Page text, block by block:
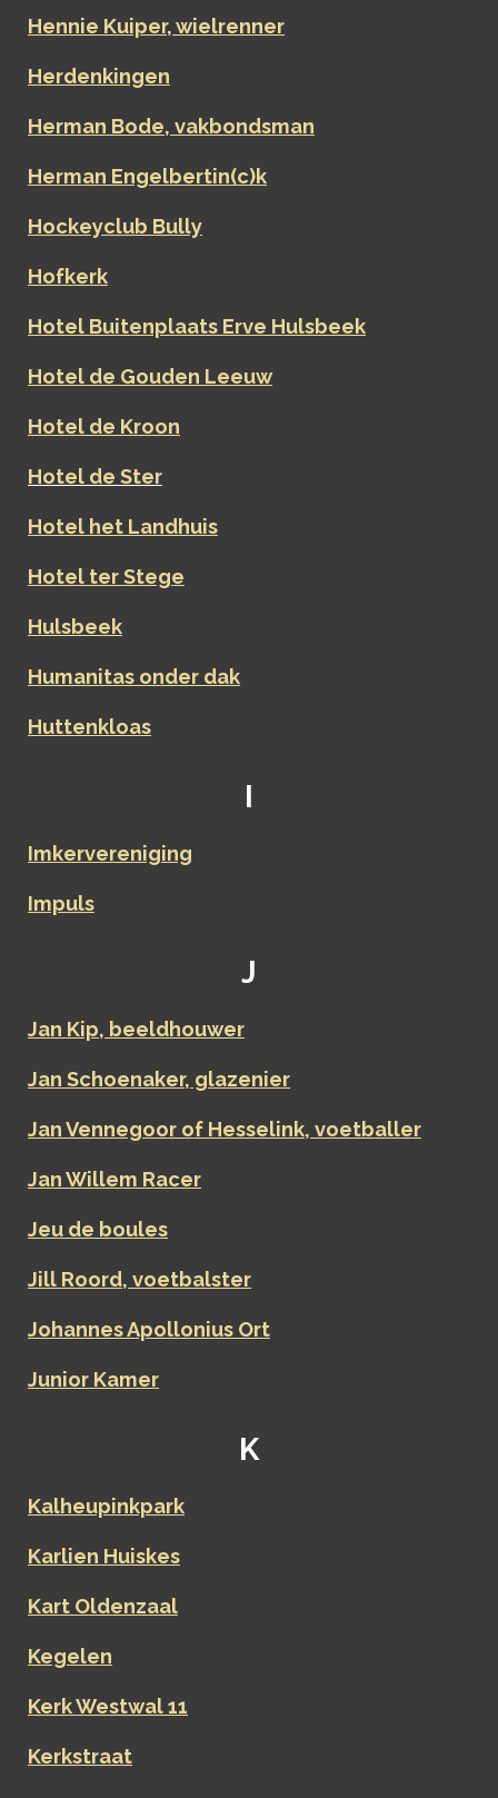
Hennie Kuiper, wielrenner
Herdenkingen
Herman Bode, vakbondsman
Herman Engelbertin(c)k
Hockeyclub Bully
Hofkerk
Hotel Buitenplaats Erve Hulsbeek
Hotel de Gouden Leeuw
Hotel de Kroon
Hotel de Ster
Hotel het Landhuis
Hotel ter Stege
Hulsbeek
Humanitas onder dak
Huttenkloas
I
Imkervereniging
Impuls
J
Jan Kip, beeldhouwer
Jan Schoenaker, glazenier
Jan Vennegoor of Hesselink, voetballer
Jan Willem Racer
Jeu de boules
Jill Roord, voetbalster
Johannes Apollonius Ort
Junior Kamer
K
Kalheupinkpark
Karlien Huiskes
Kart Oldenzaal
Kegelen
Kerk Westwal 11
Kerkstraat